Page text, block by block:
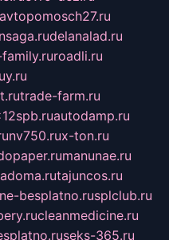
avtopomosch27.ru
delanalad.ru
roadli.ru
trade-farm.ru
autodamp.ru
nv750.rux-ton.ru
manunae.ru
tajuncos.ru
besplatno.rusplclub.ru
cleanmedicine.ru
seks-365.ru